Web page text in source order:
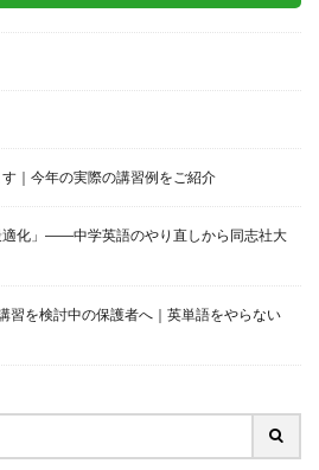
｜今年の実際の講習例をご紹介
適化」――中学英語のやり直しから同志社大
習を検討中の保護者へ｜英単語をやらない